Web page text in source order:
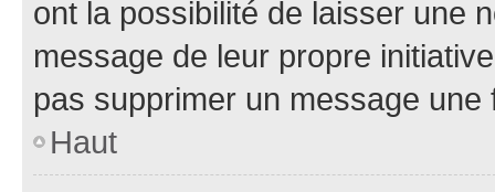
ont la possibilité de laisser une
message de leur propre
pas supprimer un message une
Haut